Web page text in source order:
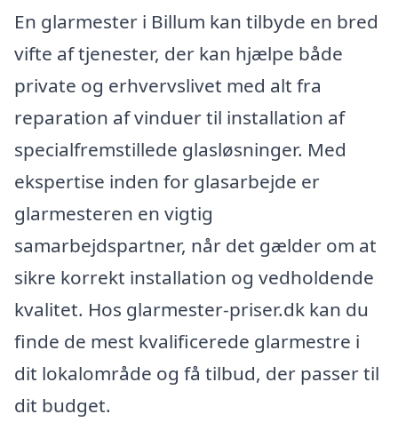
En glarmester i Billum kan tilbyde en bred
vifte af tjenester, der kan hjælpe både
private og erhvervslivet med alt fra
reparation af vinduer til installation af
specialfremstillede glasløsninger. Med
ekspertise inden for glasarbejde er
glarmesteren en vigtig
samarbejdspartner, når det gælder om at
sikre korrekt installation og vedholdende
kvalitet. Hos glarmester-priser.dk kan du
finde de mest kvalificerede glarmestre i
dit lokalområde og få tilbud, der passer til
dit budget.